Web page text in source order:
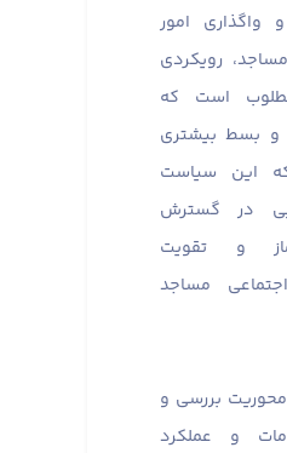
واگذاری امور
رویکردی
است که
و بسط بیشتری
این سیاست
در گسترش
و تقویت
مساجد
بررسی و
و عملکرد